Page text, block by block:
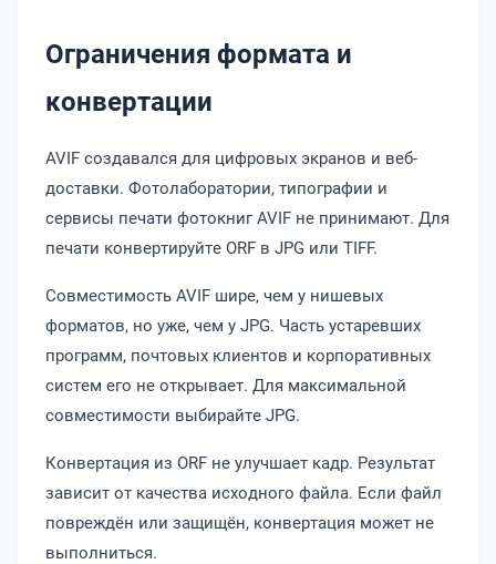
Ограничения формата и
конвертации
AVIF создавался для цифровых экранов и веб-
доставки. Фотолаборатории, типографии и
сервисы печати фотокниг AVIF не принимают. Для
печати конвертируйте ORF в JPG или TIFF.
Совместимость AVIF шире, чем у нишевых
форматов, но уже, чем у JPG. Часть устаревших
программ, почтовых клиентов и корпоративных
систем его не открывает. Для максимальной
совместимости выбирайте JPG.
Конвертация из ORF не улучшает кадр. Результат
зависит от качества исходного файла. Если файл
повреждён или защищён, конвертация может не
выполниться.